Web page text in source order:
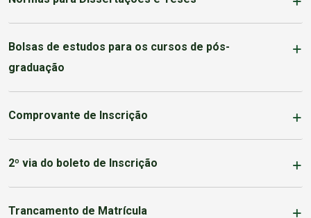
Bolsas de estudos para os cursos de pós-
graduação
Comprovante de Inscrição
2º via do boleto de Inscrição
Trancamento de Matrícula